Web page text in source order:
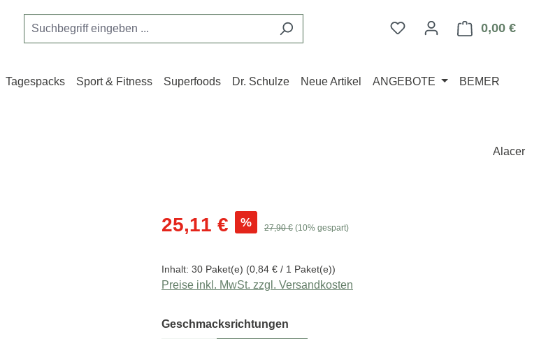
Du hast 0 Produkte auf
0,00 €
Tagespacks Sport & Fitness Superfoods Dr. Schulze Neue Artikel ANGEBOTE BEMER
Alacer
Verkaufspreis:
25,11 € % Regulärer Preis:
27,90 € (10% gespart)
Inhalt: 30 Paket(e) (0,84 € / 1 Paket(e))
Preise inkl. MwSt. zzgl. Versandkosten
Geschmacksrichtungen